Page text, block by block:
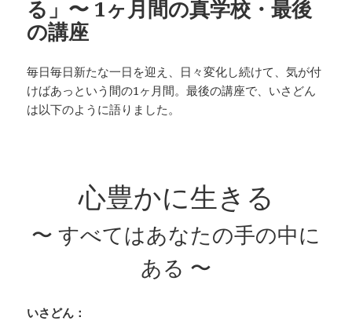
る」〜 1ヶ月間の真学校・最後
の講座
毎日毎日新たな一日を迎え、日々変化し続けて、気が付
けばあっという間の1ヶ月間。最後の講座で、いさどん
は以下のように語りました。
心豊かに生きる
〜 すべてはあなたの手の中に
ある 〜
いさどん：